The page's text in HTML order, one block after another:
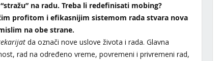
na radu. Treba li redefinisati mobing?
profitom i efikasnijim sistemom rada stvara nova
na obe strane.
da označi nove uslove života i rada. Glavna
rad na određeno vreme, povremeni i privremeni rad,